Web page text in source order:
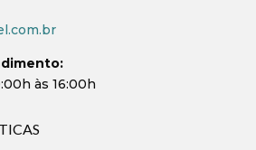
às 16:00h